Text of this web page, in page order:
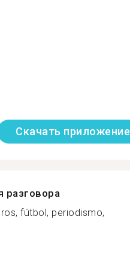
Скачать приложение
fútbol, periodismo,